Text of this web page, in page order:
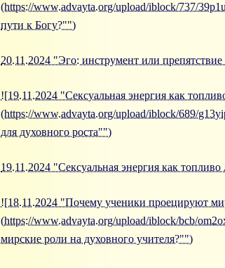
(https://www.advayta.org/upload/iblock/737/
пути к Богу?"")
20.11.2024 "Эго: инструмент или
![19.11.2024 "Сексуальная энергия как
(https://www.advayta.org/upload/iblock/689/
для духовного роста"")
19.11.2024 "Сексуальная энергия как топливо
![18.11.2024 "Почему ученики проецируют
(https://www.advayta.org/upload/iblock/bcb/
мирские роли на духовного учителя?"")